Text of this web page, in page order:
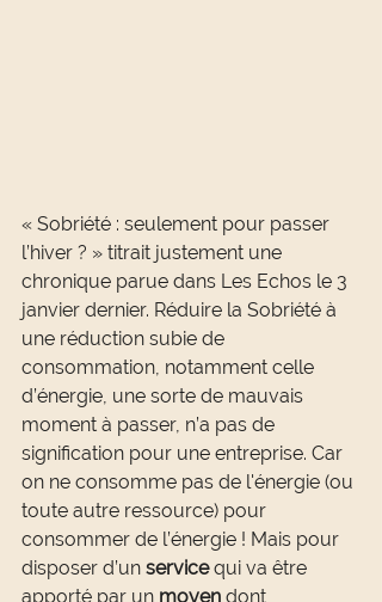
« Sobriété : seulement pour passer
l’hiver ? » titrait justement une
chronique parue dans Les Echos le 3
janvier dernier. Réduire la Sobriété à
une réduction subie de
consommation, notamment celle
d’énergie, une sorte de mauvais
moment à passer, n’a pas de
signification pour une entreprise. Car
on ne consomme pas de l'énergie (ou
toute autre ressource) pour
consommer de l’énergie ! Mais pour
disposer d’un service qui va être
apporté par un moyen dont